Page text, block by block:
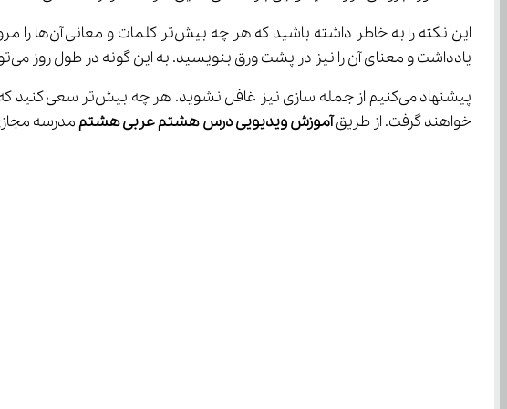
یادداشت و معنای آن را نیز در پشت ورق بنویسید. به این گونه در طول روز می‌توانید بارها هر لغت را مرور کنید.
پیشنهاد می‌کنیم از جمله سازی نیز غافل نشوید. هر چه بیش‌تر سعی کنید که لغات
خواهند گرفت. از طریق آموزش ویدیویی درس هشتم عربی هشتم مدرسه مجازی آی نو می‌توانید صفر تا